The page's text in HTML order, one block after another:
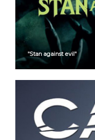
"Stan against evil"